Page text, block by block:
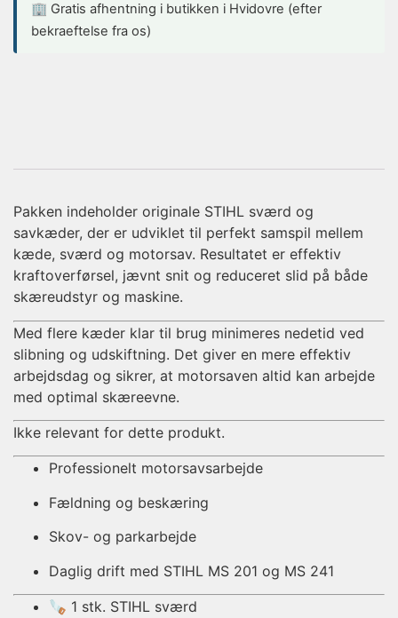
🏢 Gratis afhentning i butikken i Hvidovre (efter
bekraeftelse fra os)
Pakken indeholder originale STIHL sværd og
savkæder, der er udviklet til perfekt samspil mellem
kæde, sværd og motorsav. Resultatet er effektiv
kraftoverførsel, jævnt snit og reduceret slid på både
skæreudstyr og maskine.
Med flere kæder klar til brug minimeres nedetid ved
slibning og udskiftning. Det giver en mere effektiv
arbejdsdag og sikrer, at motorsaven altid kan arbejde
med optimal skæreevne.
Ikke relevant for dette produkt.
Professionelt motorsavsarbejde
Fældning og beskæring
Skov- og parkarbejde
Daglig drift med STIHL MS 201 og MS 241
🪚 1 stk. STIHL sværd